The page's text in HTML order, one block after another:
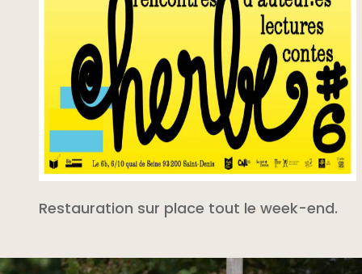
Restauration sur place tout le week-end.